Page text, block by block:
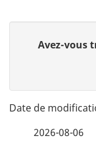
t
a
n
Avez-vous
2026-08-06